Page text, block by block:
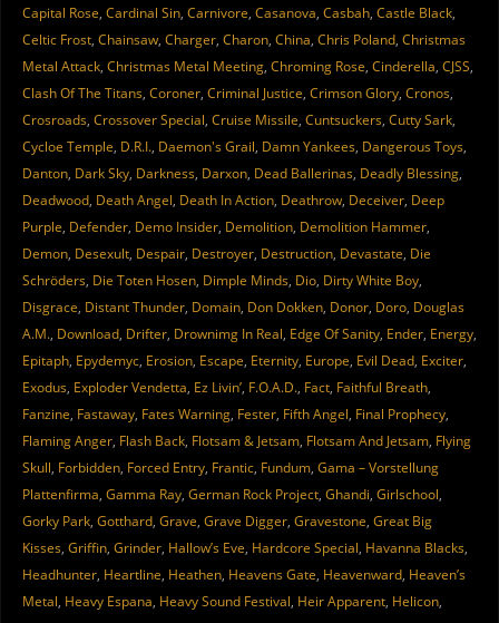
Capital Rose, Cardinal Sin, Carnivore, Casanova, Casbah, Castle Black,
Celtic Frost, Chainsaw, Charger, Charon, China, Chris Poland, Christmas
Metal Attack, Christmas Metal Meeting, Chroming Rose, Cinderella, CJSS,
Clash Of The Titans, Coroner, Criminal Justice, Crimson Glory, Cronos,
Crosroads, Crossover Special, Cruise Missile, Cuntsuckers, Cutty Sark,
Cycloe Temple, D.R.I., Daemon's Grail, Damn Yankees, Dangerous Toys,
Danton, Dark Sky, Darkness, Darxon, Dead Ballerinas, Deadly Blessing,
Deadwood, Death Angel, Death In Action, Deathrow, Deceiver, Deep
Purple, Defender, Demo Insider, Demolition, Demolition Hammer,
Demon, Desexult, Despair, Destroyer, Destruction, Devastate, Die
Schröders, Die Toten Hosen, Dimple Minds, Dio, Dirty White Boy,
Disgrace, Distant Thunder, Domain, Don Dokken, Donor, Doro, Douglas
A.M., Download, Drifter, Drownimg In Real, Edge Of Sanity, Ender, Energy,
Epitaph, Epydemyc, Erosion, Escape, Eternity, Europe, Evil Dead, Exciter,
Exodus, Exploder Vendetta, Ez Livin’, F.O.A.D., Fact, Faithful Breath,
Fanzine, Fastaway, Fates Warning, Fester, Fifth Angel, Final Prophecy,
Flaming Anger, Flash Back, Flotsam & Jetsam, Flotsam And Jetsam, Flying
Skull, Forbidden, Forced Entry, Frantic, Fundum, Gama – Vorstellung
Plattenfirma, Gamma Ray, German Rock Project, Ghandi, Girlschool,
Gorky Park, Gotthard, Grave, Grave Digger, Gravestone, Great Big
Kisses, Griffin, Grinder, Hallow’s Eve, Hardcore Special, Havanna Blacks,
Headhunter, Heartline, Heathen, Heavens Gate, Heavenward, Heaven’s
Metal, Heavy Espana, Heavy Sound Festival, Heir Apparent, Helicon,